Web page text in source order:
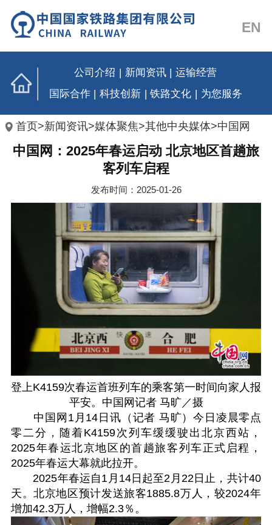
EN
公司介绍 新闻资讯
运输经营
国际合作 | 科技创新 | 铁路文化 | 为您服务
首页>新闻资讯>媒体聚焦>其他中央媒体>中国网
中国网：2025年春运启动 北京地区首趟旅
客列车启程
发布时间：2025-01-26
登上K4159次春运首班列车的乘客第一时间向家人报
平安。中国网记者 马旷／摄
中国网1月14日讯（记者 马旷）今日凌晨零点
零二分，随着K4159次列车缓缓驶出北京西站，
2025年春运北京地区的首趟旅客列车正式启程，
2025年春运大幕就此拉开。
2025年春运自1月14日起至2月22日止，共计40
天。北京地区预计发送旅客1885.8万人，较2024年
增加42.3万人，增幅2.3％。